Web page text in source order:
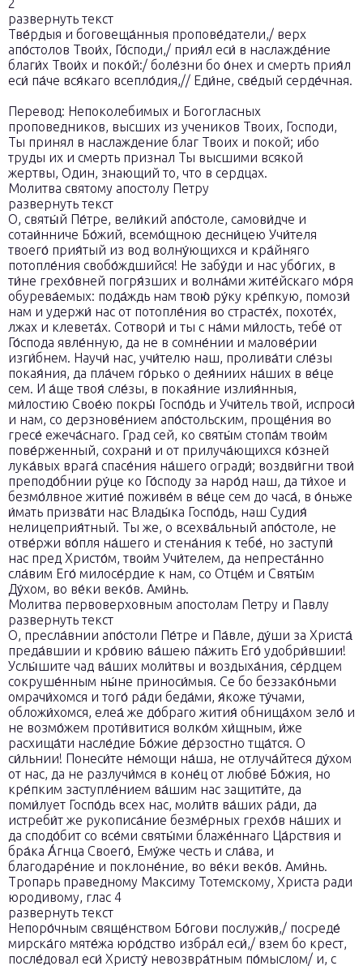
2
развернуть текст
Тве́рдыя и боговеща́нныя пропове́датели,/ верх
апо́столов Твои́х, Го́споди,/ прия́л еси́ в наслажде́ние
благи́х Твои́х и поко́й:/ боле́зни бо о́нех и смерть прия́л
еси́ па́че вся́каго всепло́дия,// Еди́не, све́дый серде́чная.
Перевод: Непоколебимых и Богогласных
проповедников, высших из учеников Твоих, Господи,
Ты принял в наслаждение благ Твоих и покой; ибо
труды их и смерть признал Ты высшими всякой
жертвы, Один, знающий то, что в сердцах.
Молитва святому апостолу Петру
развернуть текст
О, святы́й Пе́тре, вели́кий апо́столе, самови́дче и
сотаи́нниче Бо́жий, всемо́щною десни́цею Учи́теля
твоего́ прия́тый из вод волну́ющихся и кра́йняго
потопле́ния свобо́ждшийся! Не забу́ди и нас убо́гих, в
ти́не грехо́вней погря́зших и волна́ми жите́йскаго мо́ря
обурева́емых: пода́ждь нам твою́ ру́ку кре́пкую, помози́
нам и удержи́ нас от потопле́ния во страсте́х, похоте́х,
лжах и клевета́х. Сотвори́ и ты с на́ми ми́лость, тебе́ от
Го́спода явле́нную, да не в сомне́нии и малове́рии
изги́бнем. Научи́ нас, учи́телю наш, пролива́ти сле́зы
покая́ния, да пла́чем го́рько о дея́ниих на́ших в ве́це
сем. И а́ще твоя́ сле́зы, в покая́ние излия́нныя,
ми́лостию Свое́ю покры́ Госпо́дь и Учи́тель твой, испроси́
и нам, со дерзнове́нием апо́стольским, проще́ния во
гресе́ ежеча́снаго. Град сей, ко святы́м стопа́м твои́м
пове́рженный, сохрани́ и от прилуча́ющихся ко́зней
лука́вых врага́ спасе́ния на́шего огради́; воздви́гни твои́
преподо́бнии ру́це ко Го́споду за наро́д наш, да ти́хое и
безмо́лвное житие́ поживе́м в ве́це сем до часа́, в о́ньже
и́мать призва́ти нас Влады́ка Госпо́дь, наш Судия́
нелицеприя́тный. Ты же, о всехва́льный апо́столе, не
отве́ржи во́пля на́шего и стена́ния к тебе́, но заступи́
нас пред Христо́м, твои́м Учи́телем, да непреста́нно
сла́вим Его́ милосе́рдие к нам, со Отце́м и Святы́м
Ду́хом, во ве́ки веко́в. Ами́нь.
Молитва первоверховным апостолам Петру и Павлу
развернуть текст
О, пресла́внии апо́столи Пе́тре и Па́вле, ду́ши за Христа́
преда́вшии и кро́вию ва́шею па́жить Его́ удобри́вшии!
Услы́шите чад ва́ших моли́твы и воздыха́ния, се́рдцем
сокруше́нным ны́не приноси́мыя. Се бо беззако́ньми
омрачи́хомся и того́ ра́ди беда́ми, я́коже ту́чами,
обложи́хомся, елеа́ же до́браго жития́ обнища́хом зело́ и
не возмо́жем проти́витися волко́м хи́щным, и́же
расхища́ти насле́дие Бо́жие де́рзостно тща́тся. О
си́льнии! Понеси́те не́мощи на́ша, не отлуча́йтеся ду́хом
от нас, да не разлучи́мся в коне́ц от любве́ Бо́жия, но
кре́пким заступле́нием ва́шим нас защити́те, да
поми́лует Госпо́дь всех нас, моли́тв ва́ших ра́ди, да
истреби́т же рукописа́ние безме́рных грехо́в на́ших и
да сподо́бит со все́ми святы́ми блаже́ннаго Ца́рствия и
бра́ка А́гнца Своего́, Ему́же честь и сла́ва, и
благодаре́ние и поклоне́ние, во ве́ки веко́в. Ами́нь.
Тропарь праведному Максиму Тотемскому, Христа ради
юродивому, глас 4
развернуть текст
Непоро́чным свяще́нством Бо́гови послужи́в,/ посреде́
мирска́го мяте́жа юро́дство избра́л еси́,/ взем бо крест,
после́довал еси́ Христу́ невозвра́тным по́мыслом/ и, с